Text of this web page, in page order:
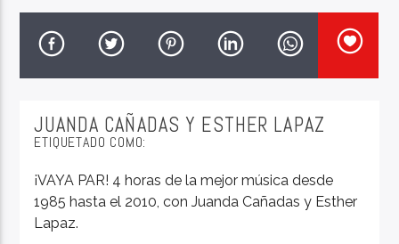
JUANDA CAÑADAS Y ESTHER LAPAZ
ETIQUETADO COMO:
¡VAYA PAR! 4 horas de la mejor música desde
1985 hasta el 2010, con Juanda Cañadas y Esther
Lapaz.